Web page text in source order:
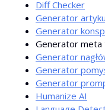
Diff Checker
Generator
Generator
Generator meta
Generator
Generator
Generator
Humanize AI